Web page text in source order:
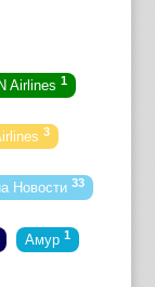
Airlines 1
3
Новости 33
Амур 1